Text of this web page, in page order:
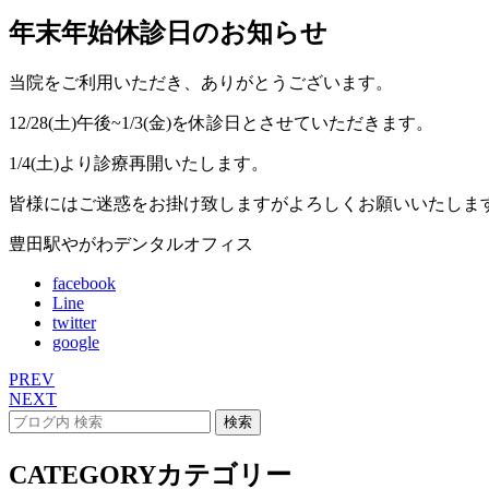
年末年始休診日のお知らせ
当院をご利用いただき、ありがとうございます。
12/28(土)午後~1/3(金)を休診日とさせていただきます。
1/4(土)より診療再開いたします。
皆様にはご迷惑をお掛け致しますがよろしくお願いいたしま
豊田駅やがわデンタルオフィス
facebook
Line
twitter
google
PREV
NEXT
CATEGORYカテゴリー